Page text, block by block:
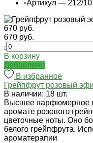
•Артикул — 212/10
670 руб.
670 руб.
-
В корзину
Добавлено
В избранное
Грейпфрут розовый
В наличии: 18 шт.
Высшее парфюмерное
аромате розового
цветочные ноты. Оно
белого грейпфрута.
ароматерапии